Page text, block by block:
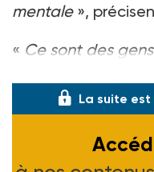
mentale»,
« Ce sont des
La suite